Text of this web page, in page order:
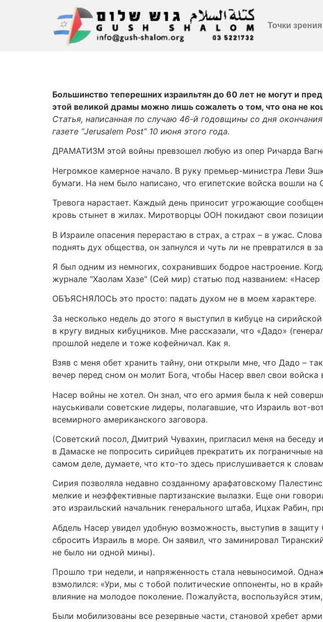
Точки зрения
Большинство теперешних израильтян до 60 лет не могут и
этой великой драмы можно лишь сожалеть о том, что она не
Статья, написанная по случаю 46-й годовщины со дня
газете “Jerusalem Post” 10 июня этого года.
ДРАМАТИЗМ этой войны превзошел любую из опер Ричарда
Негромкое камерное начало. В руку премьер-министра Леви
бумаги. На нем было написано, что египетские войска вошли на
Тревога нарастает. Каждый день приносит угрожающие
кровь стынет в жилах. Миротворцы ООН покидают свои
В Израиле опасения перерастаю в страх, а страх – в ужас.
поднять дух общества, он запнулся и чуть ли не превратился
Я был одним из немногих, сохранивших бодрое настроение.
журнале "Хаолам Хазе" (Сей мир) статью под названием:
ОБЪЯСНЯЛОСЬ это просто: падать духом не в моем характере.
За несколько недель до этого я выступил в кибуце на
в кругу видных кибуцников. Мне рассказали, что «Дадо»
прошлой неделе и тоже кофейничал. Как я.
Взяв с меня обет хранить тайну, они открыли мне, что Дадо –
вечер перед сном он молит Бога, чтобы Насер ввел свои
Насер войны не хотел. Он знал, что его армия была к ней
науськивали советские лидеры, полагавшие, что Израиль вот-
всемирного американского заговора.
(Советский посол, Дмитрий Чувахин, пригласил меня на
в Дамаске не попросить сирийцев прекратить их пограничные
самом деле, думаете, что кто-то здесь прислушивается к
Сирия позволяла недавно созданному арафатовскому
мелкие и неэффективные партизанские вылазки. Еще они
это израильский начальник генерального штаба, Ицхак Рабин,
Абдель Насер увидел удобную возможность, выступив в
сбросить Израиль в море. Он заявил, что заминировал
не было ни одной мины).
Прошло три недели, и напряженность стала невыносимой.
взмолился: «Ури, мы с тобой политические оппоненты, но в
влияние на молодое поколение. Пожалуйста, воспользуйся
Были мобилизованы все резервные части, становой хребет